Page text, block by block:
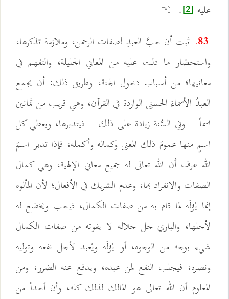
عليه [2]
.
83. ثبت أن حبَّ العبدِ لصفات الرحمن، وملازمة تذكرها،
واستحضار ما دلت عليه من المعاني الجليلة، والتفهم في
معانيها؛ من أسباب دخول الجنة، وطريق ذلك: أن يجمع
العبدُ الأسماءَ الحسنى الواردة في القرآن، وهي قريب من ثمانين
اسماً - وفي السُّنة زيادة على ذلك - فيتدبرها، ويعطي كل
اسمٍ منها عمومَ ذلك المعنى وكماله وأكمله، فإذا تدبر اسمَ
الله عرف أن الله تعالى له جميع معاني الإلهية، وهي كمال
الصفات والانفراد بها، وعدم الشريك في الأفعال؛ لأن المألوه
إنما يُؤلَه لما قام به من صفات الكمال، فيحب ويخضع له
لأجلها، والباري جل جلاله لا يفوته من صفات الكمال
شيء بوجه من الوجوه، أو يُؤلَه ويُعبد لأجل نفعه وتوليه
ونصره، فيجلب النفع لمن عبده، ويدفع عنه الضرر، ومن
المعلوم أن الله تعالى هو المالك لذلك كله، وأن أحداً من